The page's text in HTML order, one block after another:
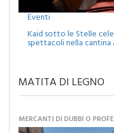
Kaid sotto le Stelle
spettacoli nella cantina